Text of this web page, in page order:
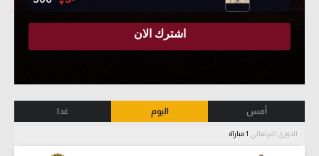
أمس اليوم غدا
الدوري البرتغالي